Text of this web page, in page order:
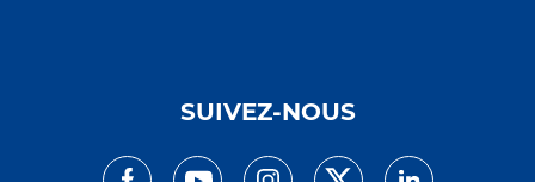
SUIVEZ-NOUS